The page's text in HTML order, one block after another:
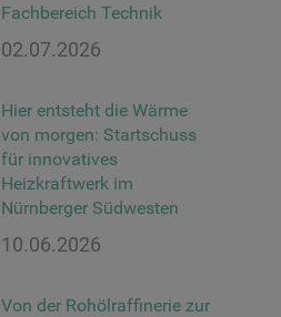
Fachbereich Technik
02.07.2026
Hier entsteht die Wärme
von morgen: Startschuss
für innovatives
Heizkraftwerk im
Nürnberger Südwesten
10.06.2026
Von der Rohölraffinerie zur